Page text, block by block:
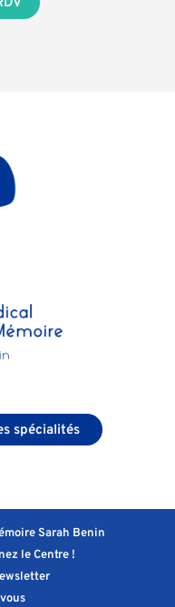
spécialités
Sarah Benin
le Centre !